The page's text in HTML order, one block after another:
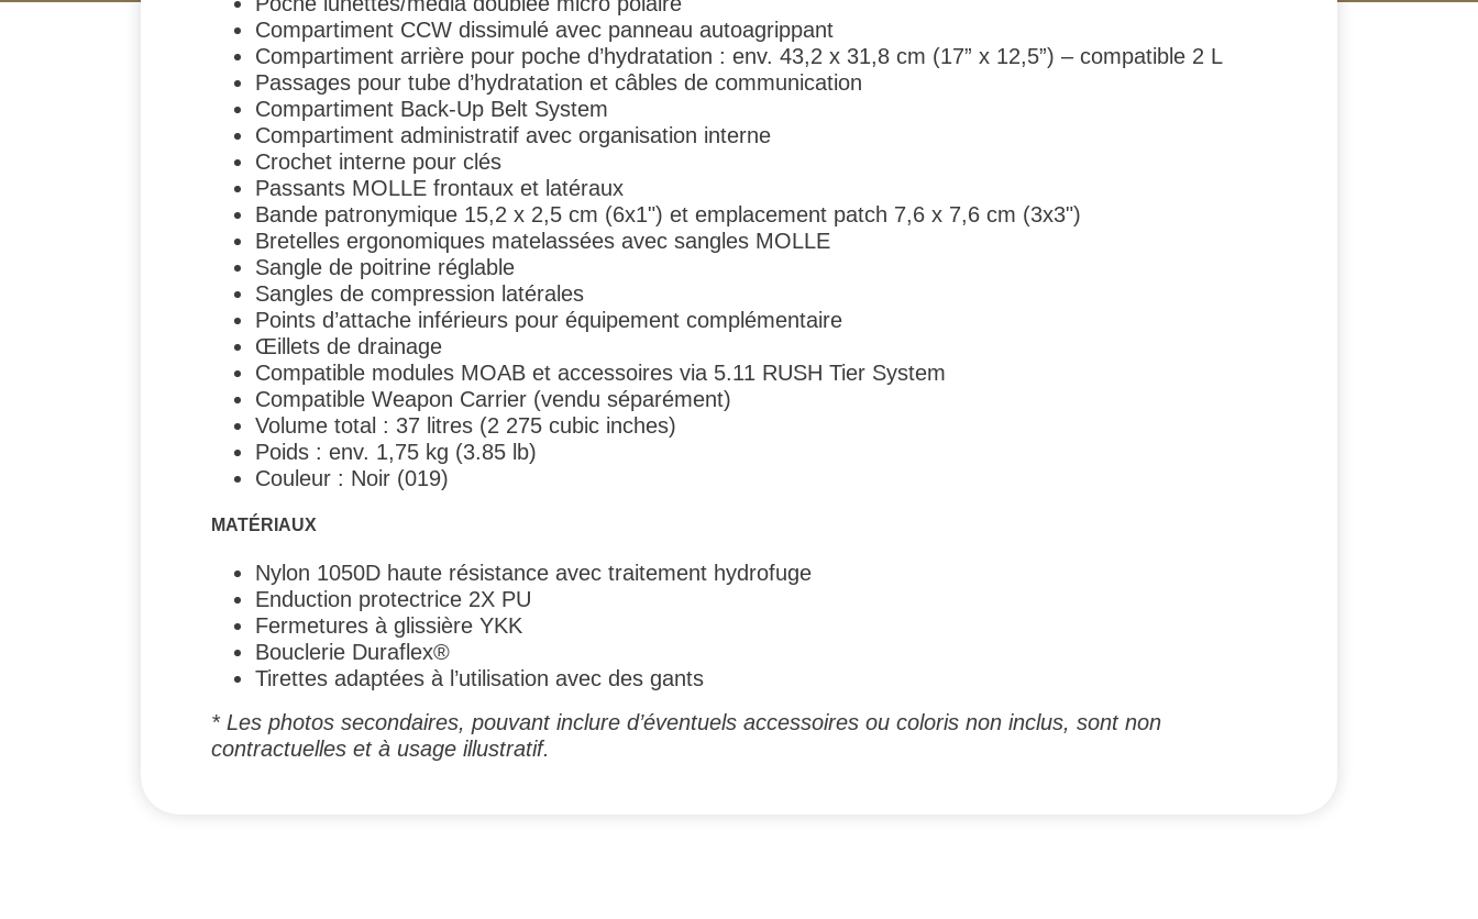
Compartiment CCW dissimulé avec panneau autoagrippant
Compartiment arrière pour poche d’hydratation : env. 43,2 x 31,8 cm (17” x 12,5”) – compatible 2 L
Passages pour tube d’hydratation et câbles de communication
Compartiment Back-Up Belt System
Compartiment administratif avec organisation interne
Crochet interne pour clés
Passants MOLLE frontaux et latéraux
Bande patronymique 15,2 x 2,5 cm (6x1") et emplacement patch 7,6 x 7,6 cm (3x3")
Bretelles ergonomiques matelassées avec sangles MOLLE
Sangle de poitrine réglable
Sangles de compression latérales
Points d’attache inférieurs pour équipement complémentaire
Œillets de drainage
Compatible modules MOAB et accessoires via 5.11 RUSH Tier System
Compatible Weapon Carrier (vendu séparément)
Volume total : 37 litres (2 275 cubic inches)
Poids : env. 1,75 kg (3.85 lb)
Couleur : Noir (019)
MATÉRIAUX
Nylon 1050D haute résistance avec traitement hydrofuge
Enduction protectrice 2X PU
Fermetures à glissière YKK
Bouclerie Duraflex®
Tirettes adaptées à l’utilisation avec des gants
* Les photos secondaires, pouvant inclure d’éventuels accessoires ou coloris non inclus, sont non
contractuelles et à usage illustratif.